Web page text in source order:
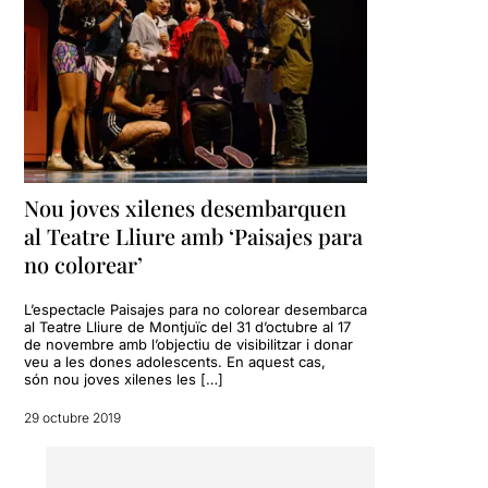
Nosaltres com a adults i
pares,no entenem el
perquè volen mostrar com
"perversos", alguns
estereotips del món adult
....com el perquè volen
culpabilitzar de forma
genèrica el gènere masculí,
"pare" com un ésser
absent i sense cap mena
cosa que sap fer és passar-
se el dia a la cuina i mantenir
sotmesos als fills l'ordre
estricte establert pels adults.
Nou joves xilenes desembarquen
al Teatre Lliure amb ‘Paisajes para
no colorear’
L’espectacle Paisajes para no colorear desembarca
al Teatre Lliure de Montjuïc del 31 d’octubre al 17
de novembre amb l’objectiu de visibilitzar i donar
veu a les dones adolescents. En aquest cas,
són nou joves xilenes les […]
29 octubre 2019